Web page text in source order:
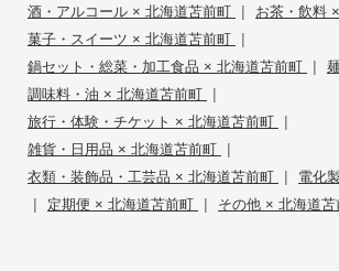
酒・アルコール × 北海道苫前町 | お茶・飲料
菓子・スイーツ × 北海道苫前町 |
鍋セット・総菜・加工食品 × 北海道苫前町 |
調味料・油 × 北海道苫前町 |
旅行・体験・チケット × 北海道苫前町 |
雑貨・日用品 × 北海道苫前町 |
衣類・装飾品・工芸品 × 北海道苫前町 | 電化
| 定期便 × 北海道苫前町 | その他 × 北海道苫